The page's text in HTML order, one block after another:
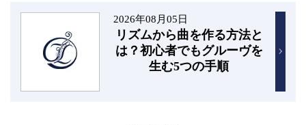
2026年08月05日
リズムから曲を作る方法と
は？初心者でもグルーヴを
生む5つの手順